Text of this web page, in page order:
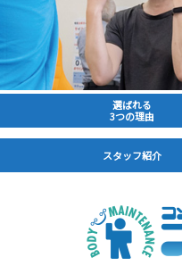
選ばれる
3つの理由
スタッフ紹介